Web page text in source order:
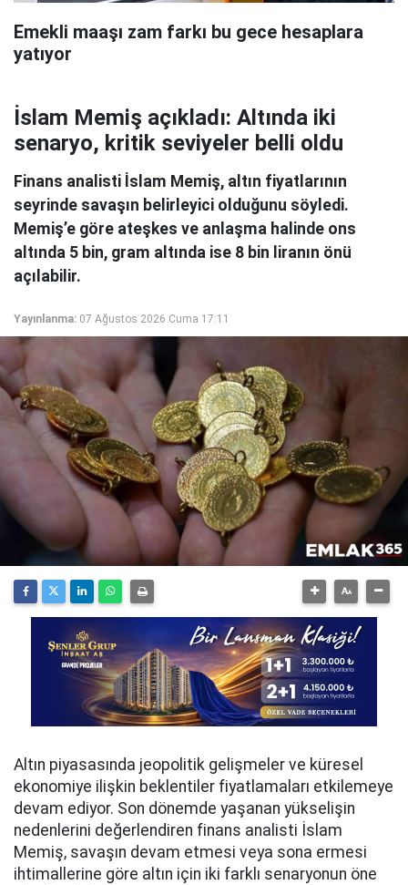
Emekli maaşı zam farkı bu gece hesaplara
yatıyor
İslam Memiş açıkladı: Altında iki
senaryo, kritik seviyeler belli oldu
Finans analisti İslam Memiş, altın fiyatlarının
seyrinde savaşın belirleyici olduğunu söyledi.
Memiş’e göre ateşkes ve anlaşma halinde ons
altında 5 bin, gram altında ise 8 bin liranın önü
açılabilir.
Yayınlanma: 07 Ağustos 2026 Cuma 17:11
Altın piyasasında jeopolitik gelişmeler ve küresel
ekonomiye ilişkin beklentiler fiyatlamaları etkilemeye
devam ediyor. Son dönemde yaşanan yükselişin
nedenlerini değerlendiren finans analisti İslam
Memiş, savaşın devam etmesi veya sona ermesi
ihtimallerine göre altın için iki farklı senaryonun öne